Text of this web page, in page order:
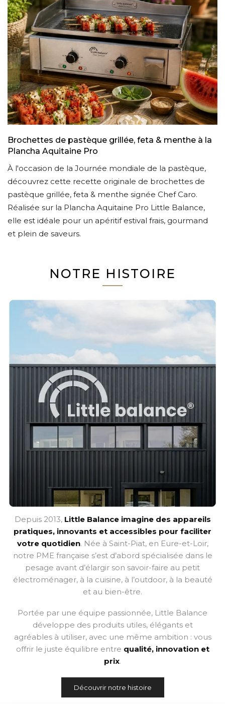
Brochettes de pastèque grillée, feta & menthe à la
Plancha Aquitaine Pro
À l'occasion de la Journée mondiale de la pastèque,
découvrez cette recette originale de brochettes de
pastèque grillée, feta & menthe signée Chef Caro.
Réalisée sur la Plancha Aquitaine Pro Little Balance,
elle est idéale pour un apéritif estival frais, gourmand
et plein de saveurs.
NOTRE HISTOIRE
Depuis 2013, Little Balance imagine des appareils
pratiques, innovants et accessibles pour faciliter
votre quotidien. Née à Saint-Piat, en Eure-et-Loir,
notre PME française s’est d’abord spécialisée dans le
pesage avant d’élargir son savoir-faire au petit
électroménager, à la cuisine, à l’outdoor, à la beauté
et au bien-être.
Portée par une équipe passionnée, Little Balance
développe des produits utiles, élégants et
agréables à utiliser, avec une même ambition : vous
offrir le juste équilibre entre qualité, innovation et
prix.
Découvrir notre histoire